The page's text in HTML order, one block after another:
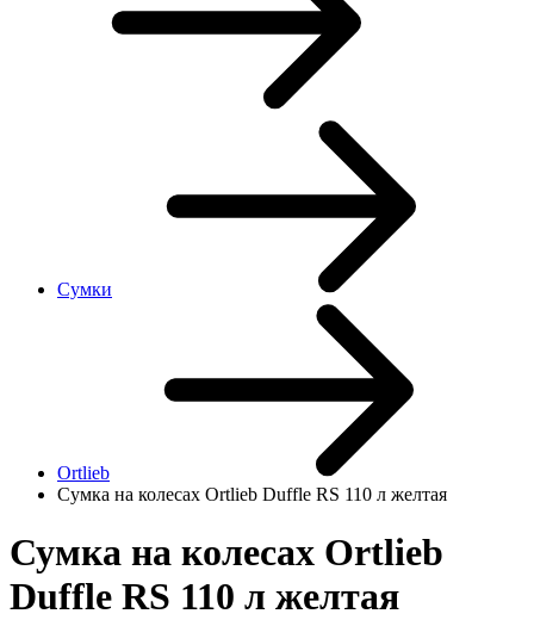
Сумки
Ortlieb
Сумка на колесах Ortlieb Duffle RS 110 л желтая
Сумка на колесах Ortlieb
Duffle RS 110 л желтая